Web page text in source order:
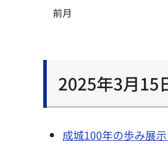
前月
2025年3月15
成城100年の歩み展